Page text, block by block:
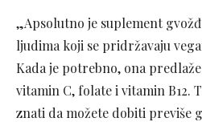
„Apsolutno je suplement
ljudima koji se pridržavaju
Kada je potrebno, ona
vitamin C, folate i vitamin B12.
znati da možete dobiti previše